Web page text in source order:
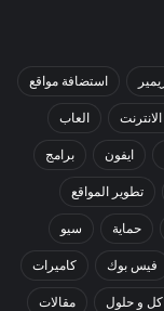
استضافة مواقع
العاب
ايفون برامج
تطوير المواقع
حماية سيو
فيس بوك كاميرات
و حلول مقالات